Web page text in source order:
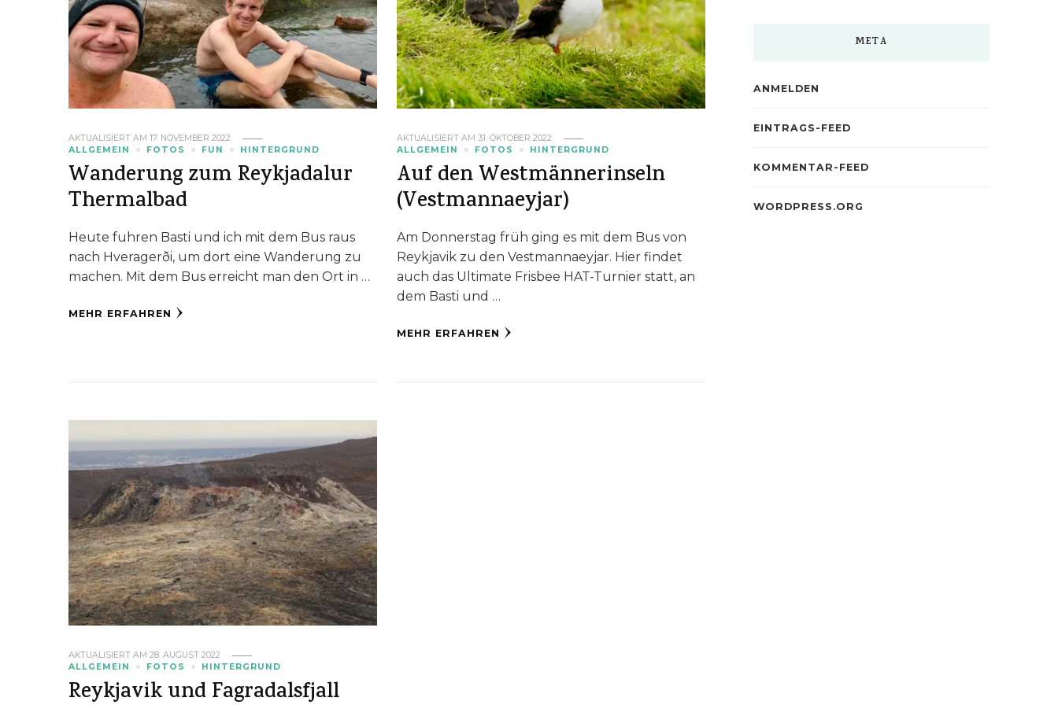
AKTUALISIERT AM17. NOVEMBER 2022
ALLGEMEIN
FOTOS FUN HINTERGRUND
Wanderung zum Reykjadalur
Thermalbad
Heute fuhren Basti und ich mit dem Bus raus
nach Hveragerði, um dort eine Wanderung zu
machen. Mit dem Bus erreicht man den Ort in …
MEHR ERFAHREN
AKTUALISIERT AM 31. OKTOBER 2022
ALLGEMEIN
FOTOS HINTERGRUND
Auf den Westmännerinseln
(Vestmannaeyjar)
Am Donnerstag früh ging es mit dem Bus von
Reykjavik zu den Vestmannaeyjar. Hier findet
auch das Ultimate Frisbee HAT-Turnier statt, an
dem Basti und …
MEHR ERFAHREN
AKTUALISIERT AM28. AUGUST 2022
ALLGEMEIN
FOTOS HINTERGRUND
Reykjavik und Fagradalsfjall
META
ANMELDEN
EINTRAGS-FEED
KOMMENTAR-FEED
WORDPRESS.ORG